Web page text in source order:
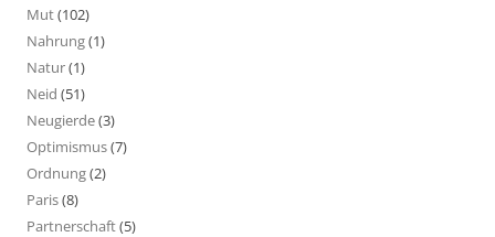
Mut(102)
Nahrung(1)
Natur(1)
Neid (51)
Neugierde(3)
Optimismus(7)
Ordnung(2)
Paris(8)
Partnerschaft(5)